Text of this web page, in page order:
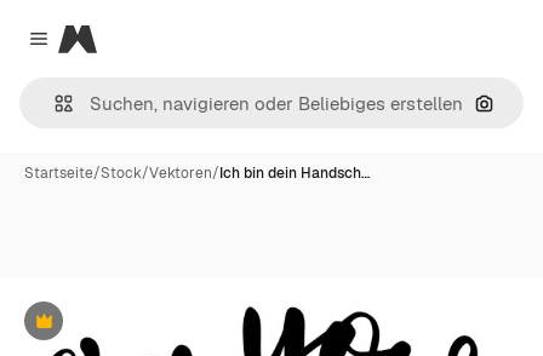
Close menu
Magnific
Nach
Startseite/Stock/Vektoren/Ich bin dein Handsch…
Premium